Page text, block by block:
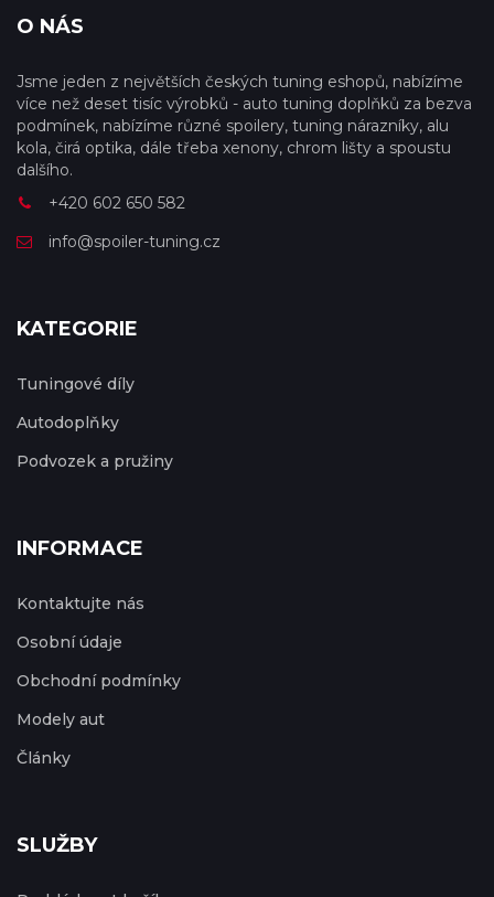
O NÁS
Jsme jeden z největších českých tuning eshopů, nabízíme
více než deset tisíc výrobků - auto tuning doplňků za bezva
podmínek, nabízíme různé spoilery, tuning nárazníky, alu
kola, čirá optika, dále třeba xenony, chrom lišty a spoustu
dalšího.
+420 602 650 582
info@spoiler-tuning.cz
KATEGORIE
Tuningové díly
Autodoplňky
Podvozek a pružiny
INFORMACE
Kontaktujte nás
Osobní údaje
Obchodní podmínky
Modely aut
Články
SLUŽBY